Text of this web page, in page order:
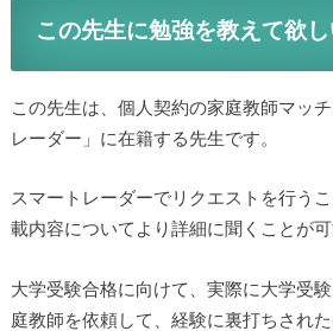
この先生に勉強を教えて欲
この先生は、個人契約の家庭教師マッ
レーダー」に在籍する先生です。
スマートレーダーでリクエストを行う
載内容についてより詳細に聞くことが可
大学受験合格に向けて、実際に大学受
庭教師を依頼して、経験に裏打ちされ